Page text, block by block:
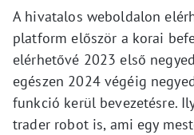
A hivatalos weboldalon
platform először a korai
elérhetővé 2023 első
egészen 2024 végéig
funkció kerül bevezetésre.
trader robot is, ami egy